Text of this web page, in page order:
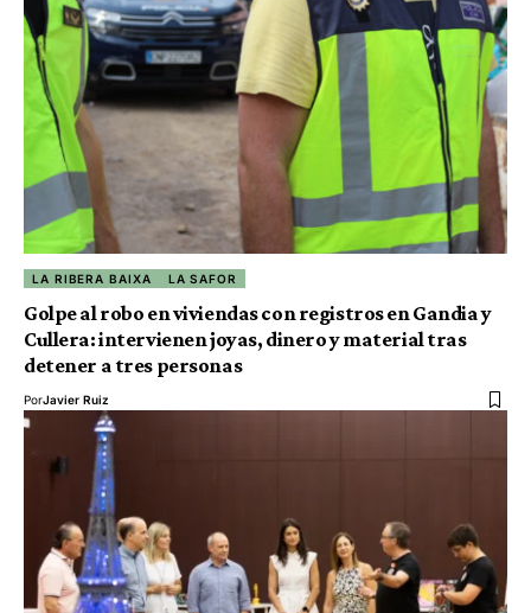
LA RIBERA BAIXA LA SAFOR
Golpe al robo en viviendas con registros en Gandia y
Cullera: intervienen joyas, dinero y material tras
detener a tres personas
PorJavier Ruiz